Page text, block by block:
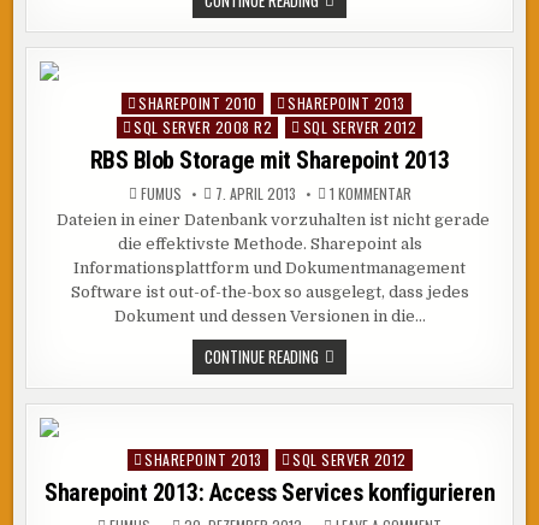
FROM
PROCEDURE
–
ABFRAGEN
VERWENDEN
Posted
in
SHAREPOINT 2010
SHAREPOINT 2013
SQL SERVER 2008 R2
SQL SERVER 2012
RBS Blob Storage mit Sharepoint 2013
FUMUS 7. APRIL 2013 1 KOMMENTARZU
RBS
BLOB
STORAGE
MIT
SHAREPOINT
2013
Dateien in einer Datenbank vorzuhalten ist nicht gerade
die effektivste Methode. Sharepoint als
Informationsplattform und Dokumentmanagement
Software ist out-of-the-box so ausgelegt, dass jedes
Dokument und dessen Versionen in die…
CONTINUE READING RBS
BLOB
STORAGE
MIT
Posted
in
SHAREPOINT 2013 SQL SERVER 2012
Sharepoint 2013: Access Services konfigurieren